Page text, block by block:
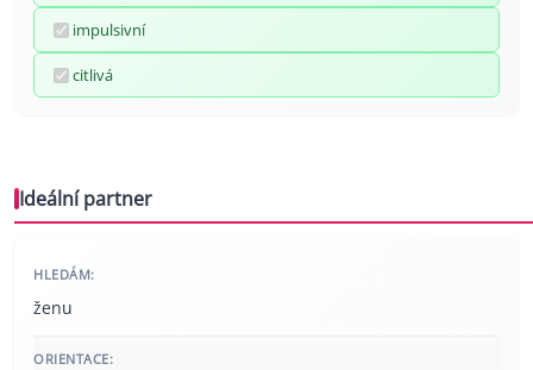
impulsivní
citlivá
Ideální partner
HLEDÁM:
ženu
ORIENTACE: